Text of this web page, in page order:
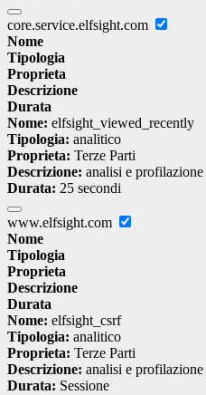
core.service.elfsight.com
Nome
Tipologia
Proprieta
Descrizione
Durata
Nome: elfsight_viewed_recently
Tipologia: analitico
Proprieta: Terze Parti
Descrizione: analisi e
Durata: 25 secondi
www.elfsight.com
Nome
Tipologia
Proprieta
Descrizione
Durata
Nome: elfsight_csrf
Tipologia: analitico
Proprieta: Terze Parti
Descrizione: analisi e
Durata: Sessione